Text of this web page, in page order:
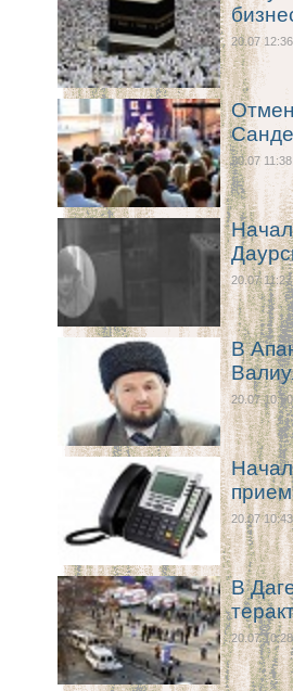
20.07 12:36
20.07 11:38
20.07 11:27
В
20.07 10:50
20.07 10:43
В
20.07 10:28